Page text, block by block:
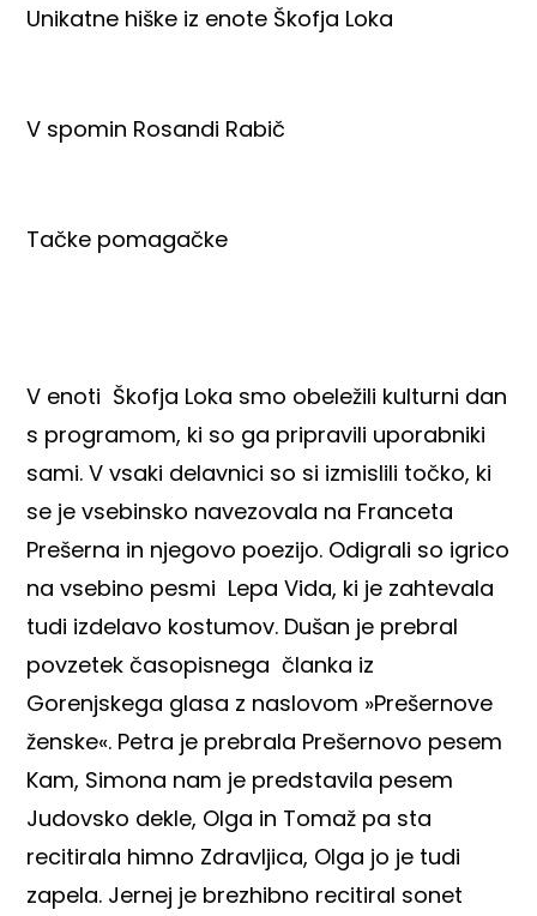
Unikatne hiške iz enote Škofja Loka
V spomin Rosandi Rabič
Tačke pomagačke
V enoti Škofja Loka smo obeležili kulturni dan
s programom, ki so ga pripravili uporabniki
sami. V vsaki delavnici so si izmislili točko, ki
se je vsebinsko navezovala na Franceta
Prešerna in njegovo poezijo. Odigrali so igrico
na vsebino pesmi Lepa Vida, ki je zahtevala
tudi izdelavo kostumov. Dušan je prebral
povzetek časopisnega članka iz
Gorenjskega glasa z naslovom »Prešernove
ženske«. Petra je prebrala Prešernovo pesem
Kam, Simona nam je predstavila pesem
Judovsko dekle, Olga in Tomaž pa sta
recitirala himno Zdravljica, Olga jo je tudi
zapela. Jernej je brezhibno recitiral sonet